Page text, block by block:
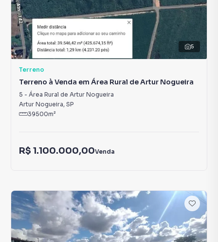
5
Terreno
Terreno à Venda em Área Rural de Artur Nogueira
5 - Área Rural de Artur Nogueira
Artur Nogueira, SP
39500m²
R$ 1.100.000,00Venda